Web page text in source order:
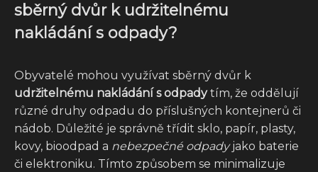
sběrný dvůr k udržitelnému
nakládání s odpady?
Obyvatelé mohou využívat sběrný dvůr k
udržitelnému nakládání s odpadytím, že oddělují
různé druhy odpadu do příslušných kontejnerů či
nádob. Důležité je správně třídit sklo, papír, plasty,
kovy, bioodpad a nebezpečné odpadyjako baterie
či elektroniku. Tímto způsobem se minimalizuje